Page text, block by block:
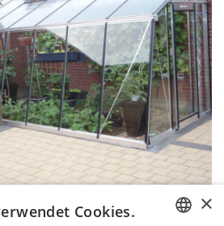
×
Cookies.